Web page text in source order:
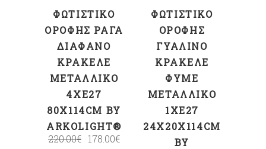
ΦΩΤΙΣΤΙΚΌ
ΟΡΟΦΉΣ ΡΆΓΑ
ΔΙΆΦΑΝΟ
ΚΡΑΚΕΛΈ
ΜΕΤΑΛΛΙΚΌ
4XΕ27
80X114CM BY
ARKOLIGHT®
220.00€ 178.00€
ΦΩΤΙΣΤΙΚΌ
ΟΡΟΦΉΣ
ΓΥΆΛΙΝΟ
ΚΡΑΚΕΛΈ
ΦΥΜΈ
ΜΕΤΑΛΛΙΚΌ
1XΕ27
24X20X114CM
BY